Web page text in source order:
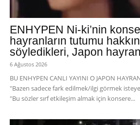
ENHYPEN Ni-ki’nin
hayranların tutumu
söyledikleri, Japon
6 Ağustos 2026
BU ENHYPEN CANLI YAYINI O JAPON
"Bazen sadece fark edilmek/ilgi görmek
"Bu sözler sırf etkileşim almak için konsere...